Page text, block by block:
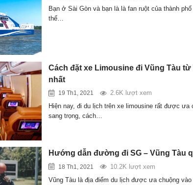
Bạn ở Sài Gòn và bạn là là fan ruột của thành
thể…
Cách đặt xe Limousine đi Vũng Tàu từ
nhất
19 Th1, 2021
2.6K lượt xem
Hiện nay, đi du lịch trên xe limousine rất được ưa
sang trọng, cách…
Hướng dẫn đường đi SG – Vũng Tàu
18 Th1, 2021
10.2K lượt xem
Vũng Tàu là địa điểm du lịch được ưa chuộng